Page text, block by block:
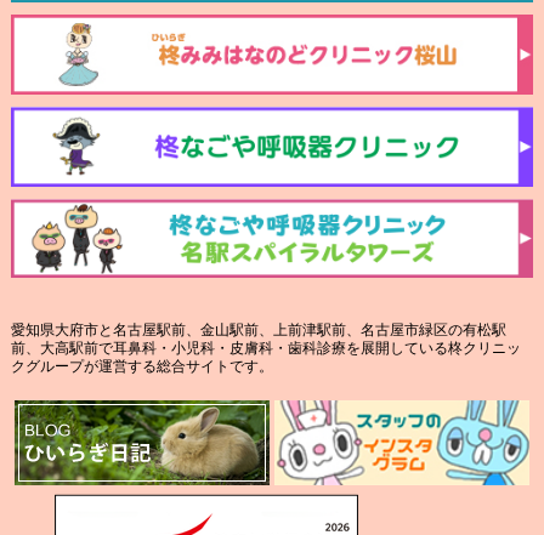
愛知県大府市と名古屋駅前、金山駅前、上前津駅前、名古屋市緑区の有松駅
前、大高駅前で耳鼻科・小児科・皮膚科・歯科診療を展開している柊クリニッ
クグループが運営する総合サイトです。